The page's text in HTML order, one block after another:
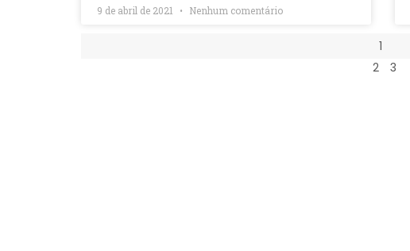
9 de abril de 2021 Nenhum comentário
1
2
3